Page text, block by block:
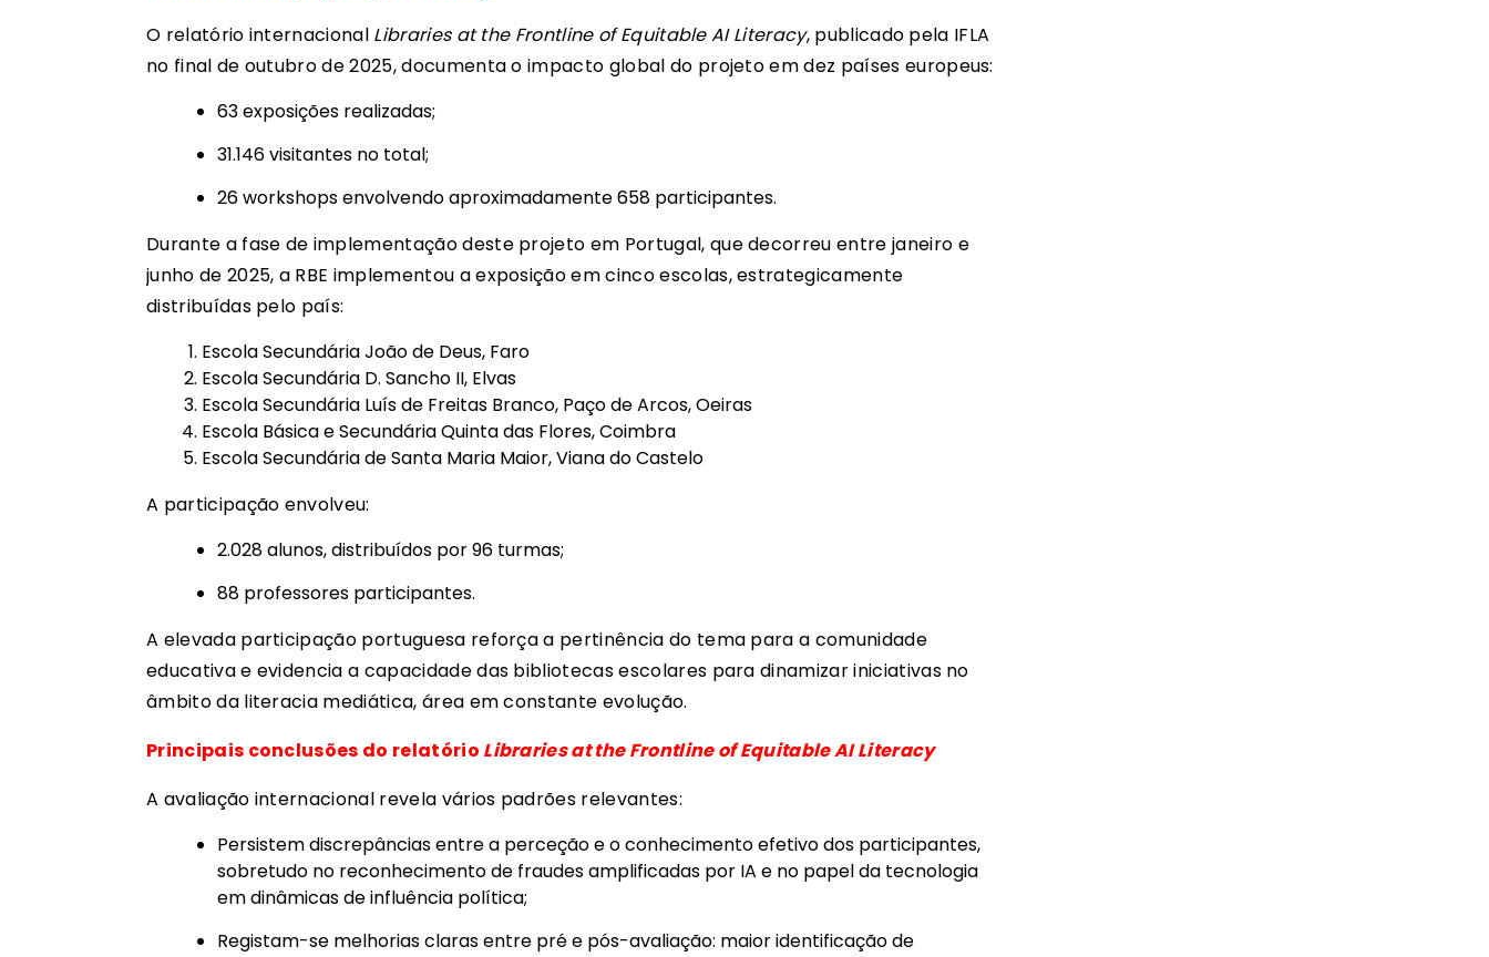
O relatório internacional Libraries at the Frontline of Equitable AI Literacy, publicado pela IFLA
no final de outubro de 2025, documenta o impacto global do projeto em dez países europeus:
63 exposições realizadas;
31.146 visitantes no total;
26 workshops envolvendo aproximadamente 658 participantes.
Durante a fase de implementação deste projeto em Portugal, que decorreu entre janeiro e
junho de 2025, a RBE implementou a exposição em cinco escolas, estrategicamente
distribuídas pelo país:
Escola Secundária João de Deus, Faro
Escola Secundária D. Sancho II, Elvas
Escola Secundária Luís de Freitas Branco, Paço de Arcos, Oeiras
Escola Básica e Secundária Quinta das Flores, Coimbra
Escola Secundária de Santa Maria Maior, Viana do Castelo
A participação envolveu:
2.028 alunos, distribuídos por 96 turmas;
88 professores participantes.
A elevada participação portuguesa reforça a pertinência do tema para a comunidade
educativa e evidencia a capacidade das bibliotecas escolares para dinamizar iniciativas no
âmbito da literacia mediática, área em constante evolução.
Principais conclusões do relatório Libraries at the Frontline of Equitable AI Literacy
A avaliação internacional revela vários padrões relevantes:
Persistem discrepâncias entre a perceção e o conhecimento efetivo dos participantes,
sobretudo no reconhecimento de fraudes amplificadas por IA e no papel da tecnologia
em dinâmicas de influência política;
Registam-se melhorias claras entre pré e pós-avaliação: maior identificação de